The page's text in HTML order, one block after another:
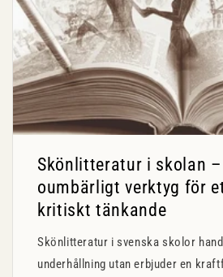
Skönlitteratur i skolan
oumbärligt verktyg för
kritiskt tänkande
Skönlitteratur i svenska skolor
underhållning utan erbjuder en